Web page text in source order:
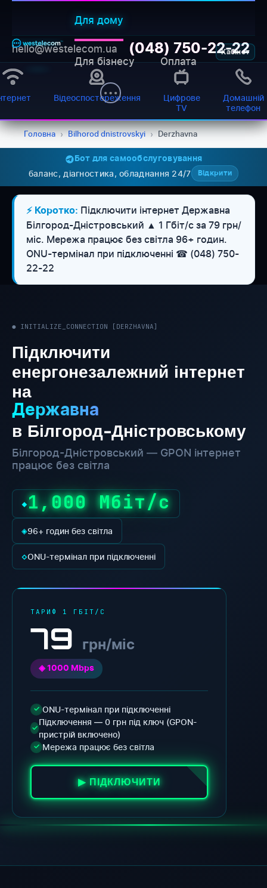
Для дому
Для бізнесу Оплата
Кабінет
hello@westelecom.ua (048) 750-22-22
Відеоспостереження
Цифрове
TV
Домашній
телефон
Головна › Bilhorod dnistrovskyi › Derzhavna
Бот для самообслуговування
баланс, діагностика, обладнання 24/7 Відкрити
⚡ Коротко: Підключити інтернет Державна
Білгород-Дністровський ▲ 1 Гбіт/с за 79 грн/
міс. Мережа працює без світла 96+ годин.
ONU-термінал при підключенні ☎ (048) 750-
22-22
● INITIALIZE_CONNECTION [DERZHAVNA]
Підключити
енергонезалежний інтернет
на
Державна
в Білгород-Дністровському
Білгород-Дністровський — GPON інтернет
працює без світла
◆1,000 Мбіт/с
◈96+ годин без світла
◇ONU-термінал при підключенні
ТАРИФ 1 ГБІТ/С
79 грн/міс
◈ 1000 Mbps
✓ ONU-термінал при підключенні
✓
Підключення — 0 грн під ключ (GPON-
пристрій включено)
✓ Мережа працює без світла
▶ ПІДКЛЮЧИТИ
WESTELECOM
Онлайн-підтримка